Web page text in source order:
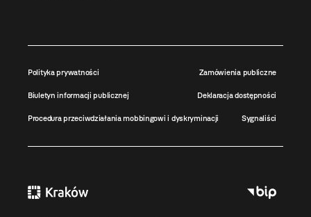
Polityka prywatności Zamówienia publiczne
Biuletyn informacji publicznej Deklaracja dostępności
Procedura przeciwdziałania mobbingowi i dyskryminacji Sygnaliści